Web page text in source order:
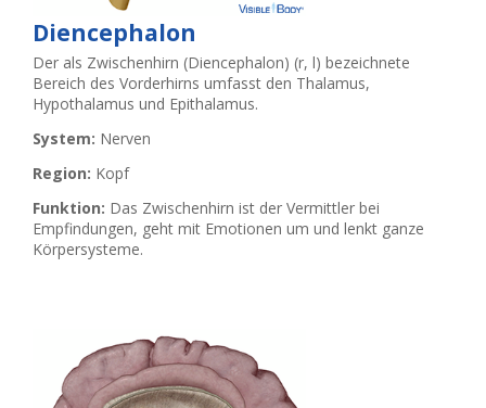
Diencephalon
Der als Zwischenhirn (Diencephalon) (r, l) bezeichnete
Bereich des Vorderhirns umfasst den Thalamus,
Hypothalamus und Epithalamus.
System: Nerven
Region: Kopf
Funktion: Das Zwischenhirn ist der Vermittler bei
Empfindungen, geht mit Emotionen um und lenkt ganze
Körpersysteme.